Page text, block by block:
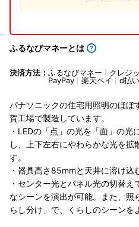
ふるなびマネーとは
決済方法： ふるなびマネー クレジ
PayPay
楽天ペイ d払い
パナソニックの住宅用照明のほぼ
賀工場で製造しています。
・LEDの「点」の光を「面」の光
し、上下左右にやわらかな光を拡
す。
・器具高さ85mmと天井に溶け込
・センター光とパネル光の切替
なシーンを演出が可能。また、照
らし分け」で、くらしのシーンを